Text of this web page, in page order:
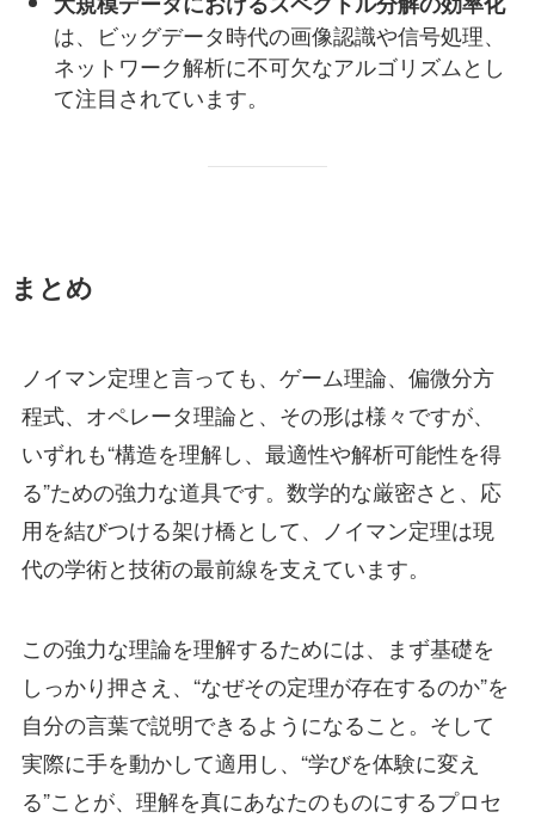
は、ビッグデータ時代の画像認識や信号処理、
ネットワーク解析に不可欠なアルゴリズムとし
て注目されています。
まとめ
ノイマン定理と言っても、ゲーム理論、偏微分方
程式、オペレータ理論と、その形は様々ですが、
いずれも“構造を理解し、最適性や解析可能性を得
る”ための強力な道具です。数学的な厳密さと、応
用を結びつける架け橋として、ノイマン定理は現
代の学術と技術の最前線を支えています。
この強力な理論を理解するためには、まず基礎を
しっかり押さえ、“なぜその定理が存在するのか”を
自分の言葉で説明できるようになること。そして
実際に手を動かして適用し、“学びを体験に変え
る”ことが、理解を真にあなたのものにするプロセ